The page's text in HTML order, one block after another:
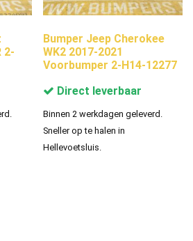
2-
Bumper Jeep Cherokee
WK2 2017-2021
Voorbumper 2-H14-12277
Direct leverbaar
Binnen 2 werkdagen geleverd.
Sneller op te halen in
Hellevoetsluis.